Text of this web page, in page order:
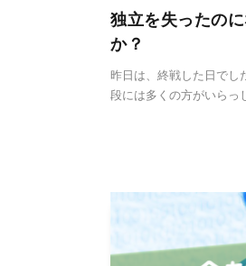
独立を失ったの
か？
昨日は、終戦した日でし
段には多くの方がいらっ